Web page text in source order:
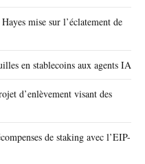
mise sur l’éclatement de
en stablecoins aux agents IA
d’enlèvement visant des
de staking avec l’EIP-